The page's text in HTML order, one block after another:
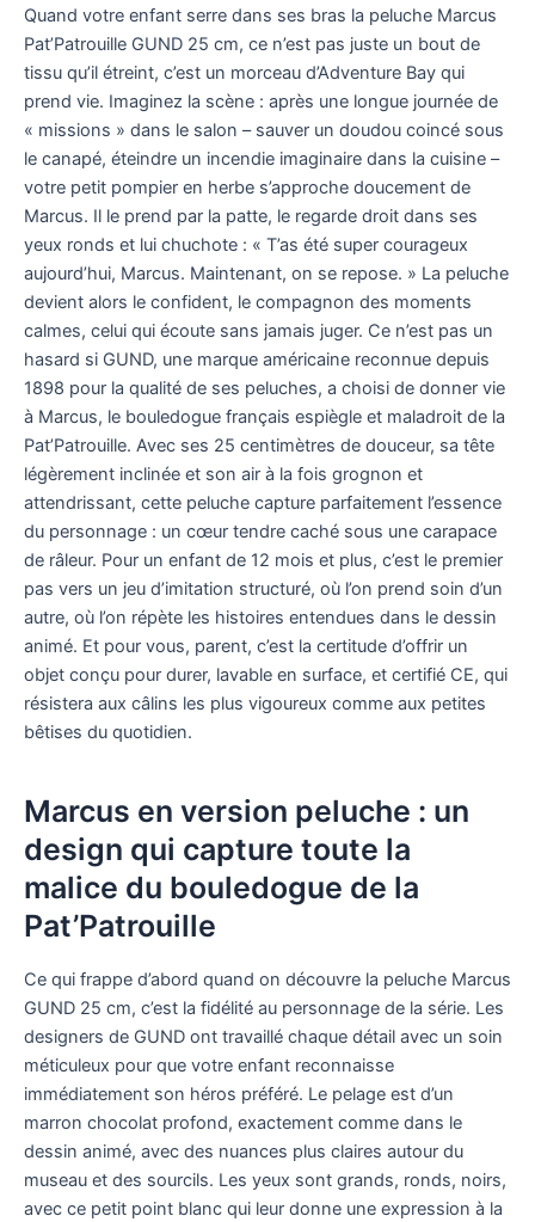
Quand votre enfant serre dans ses bras la peluche Marcus
Pat’Patrouille GUND 25 cm, ce n’est pas juste un bout de
tissu qu’il étreint, c’est un morceau d’Adventure Bay qui
prend vie. Imaginez la scène : après une longue journée de
« missions » dans le salon – sauver un doudou coincé sous
le canapé, éteindre un incendie imaginaire dans la cuisine –
votre petit pompier en herbe s’approche doucement de
Marcus. Il le prend par la patte, le regarde droit dans ses
yeux ronds et lui chuchote : « T’as été super courageux
aujourd’hui, Marcus. Maintenant, on se repose. » La peluche
devient alors le confident, le compagnon des moments
calmes, celui qui écoute sans jamais juger. Ce n’est pas un
hasard si GUND, une marque américaine reconnue depuis
1898 pour la qualité de ses peluches, a choisi de donner vie
à Marcus, le bouledogue français espiègle et maladroit de la
Pat’Patrouille. Avec ses 25 centimètres de douceur, sa tête
légèrement inclinée et son air à la fois grognon et
attendrissant, cette peluche capture parfaitement l’essence
du personnage : un cœur tendre caché sous une carapace
de râleur. Pour un enfant de 12 mois et plus, c’est le premier
pas vers un jeu d’imitation structuré, où l’on prend soin d’un
autre, où l’on répète les histoires entendues dans le dessin
animé. Et pour vous, parent, c’est la certitude d’offrir un
objet conçu pour durer, lavable en surface, et certifié CE, qui
résistera aux câlins les plus vigoureux comme aux petites
bêtises du quotidien.
Marcus en version peluche : un
design qui capture toute la
malice du bouledogue de la
Pat’Patrouille
Ce qui frappe d’abord quand on découvre la peluche Marcus
GUND 25 cm, c’est la fidélité au personnage de la série. Les
designers de GUND ont travaillé chaque détail avec un soin
méticuleux pour que votre enfant reconnaisse
immédiatement son héros préféré. Le pelage est d’un
marron chocolat profond, exactement comme dans le
dessin animé, avec des nuances plus claires autour du
museau et des sourcils. Les yeux sont grands, ronds, noirs,
avec ce petit point blanc qui leur donne une expression à la